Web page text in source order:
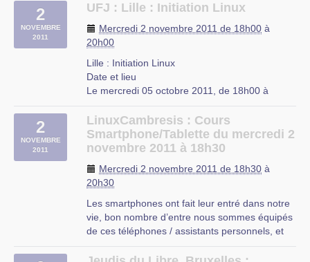
Malgré tout, il faut reconnaître que (…)
CIP Proville
2
NOVEMBRE
2011
UFJ : Lille : Initiation Linux
Mercredi 2 novembre 2011 de 18h00 à
20h00
Lille : Initiation Linux
Date et lieu
Le mercredi 05 octobre 2011, de 18h00 à
À Lille, Nord-Pas-de-Calais
Description
L’UFJ organise des cours d’initiation à Linux
20h à partir du 5 octobre 2011 jusqu’a fin juin
2012 dans les locaux de (…)
UFJ
rue du Mal-Assis
Lille
2
NOVEMBRE
2011
LinuxCambresis : Cours
Smartphone/Tablette du mercredi 2
novembre 2011 à 18h30
Mercredi 2 novembre 2011 de 18h30 à
20h30
Les smartphones ont fait leur entré dans notre
vie, bon nombre d’entre nous sommes équipés
de ces téléphones / assistants personnels, et
toute petite partie des capacités de ces